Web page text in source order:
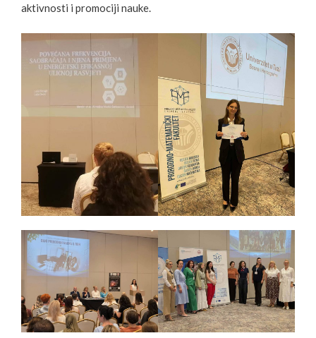
aktivnosti i promociji nauke.